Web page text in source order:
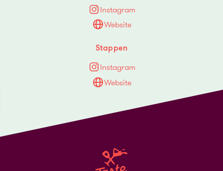
Instagram
Website
Stappen
Instagram
Website